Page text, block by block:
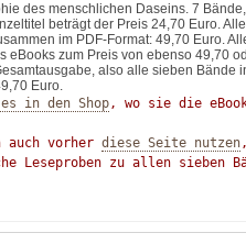
des menschlichen Daseins. 7
beträgt der Preis 24,70 Euro.
im PDF-Format: 49,70 Euro.
eBooks zum Preis von ebenso 49,70
also alle sieben Bände
Euro.
in den Shop, wo sie die
auch vorher diese Seite nutzen
Leseproben zu allen sieben